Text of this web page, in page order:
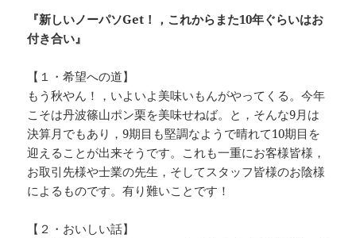
『新しいノーパソGet！，これからまた10年ぐらいはお
付き合い』
【１・希望への道】
もう秋やん！，いよいよ美味いもんがやってくる。今年
こそは丹波篠山ポン栗を美味せねば。と，そんな9月は
決算月でもあり，9期目も堅調なようで晴れて10期目を
迎えることが出来そうです。これも一重にお客様皆様，
お取引先様や士業の先生，そしてスタッフ皆様のお陰様
によるものです。有り難いことです！
【２・おいしい話】